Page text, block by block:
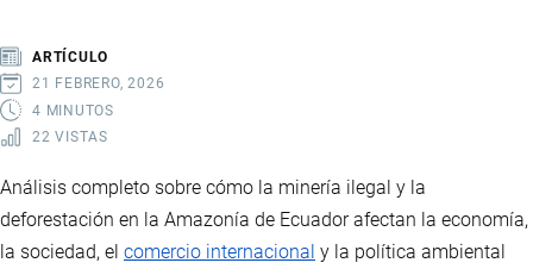
ARTÍCULO
21 FEBRERO, 2026
4 MINUTOS
22 VISTAS
Análisis completo sobre cómo la minería ilegal y la
deforestación en la Amazonía de Ecuador afectan la economía,
la sociedad, el comercio internacional y la política ambiental